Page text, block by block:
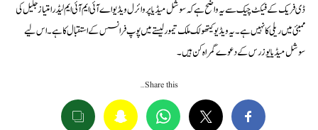
ڈی فریک کے فیکٹ چیک سے یہ واضح ہے کہ سوشل میڈیا پر وائرل ویڈیو اے آئی ایم آئی ایم لیڈر امتیاز جلیل کی
ممبئی میں ریلی کا نہیں ہے۔ یہ ویڈیو کیتھولک ملک تیمور لیستے میں پوپ فرانسس کے استقبال کا ہے۔ اس لیے
سوشل میڈیا یوزرس کے دعوے گمراہ کن ہیں۔
Share this…